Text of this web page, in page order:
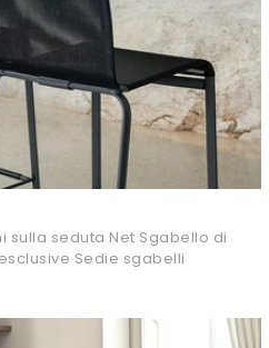
sulla seduta Net Sgabello di
Sedie sgabelli